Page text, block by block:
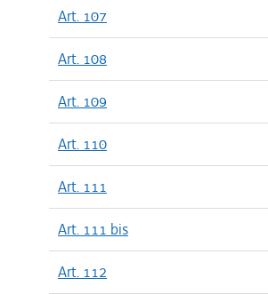
Art. 107
Art. 108
Art. 109
Art. 110
Art. 111
Art. 111 bis
Art. 112